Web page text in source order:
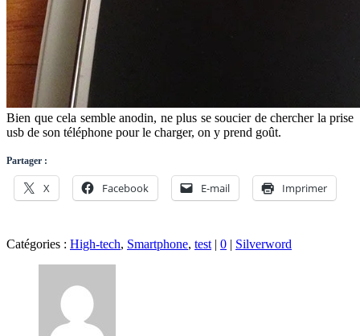
Bien que cela semble anodin, ne plus se soucier de chercher la prise
usb de son téléphone pour le charger, on y prend goût.
Partager :
X Facebook E-mail Imprimer
Catégories : High-tech, Smartphone, test | 0 | Silverword